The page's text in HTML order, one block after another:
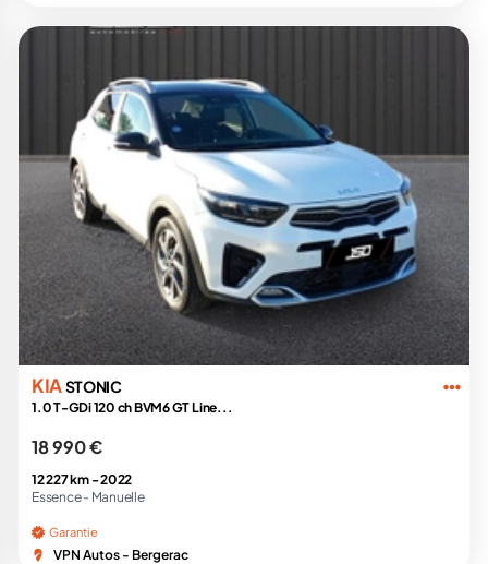
KIASTONIC
1.0 T-GDi 120 ch BVM6 GT Line...
18 990 €
12 227 km -2022
Essence - Manuelle
Garantie
VPN Autos - Bergerac